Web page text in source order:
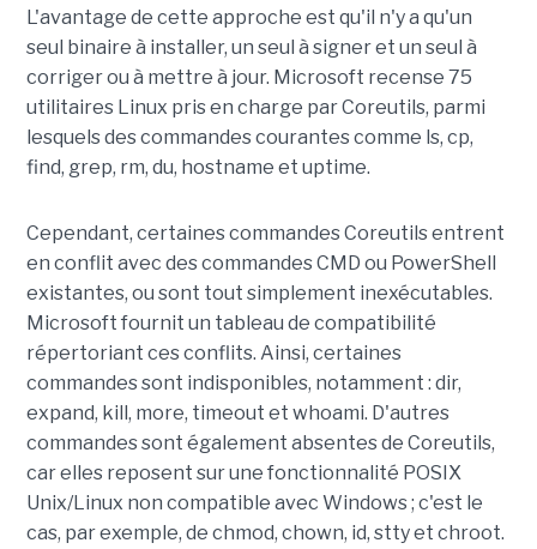
L'avantage de cette approche est qu'il n'y a qu'un
seul binaire à installer, un seul à signer et un seul à
corriger ou à mettre à jour. Microsoft recense 75
utilitaires Linux pris en charge par Coreutils, parmi
lesquels des commandes courantes comme ls, cp,
find, grep, rm, du, hostname et uptime.
Cependant, certaines commandes Coreutils entrent
en conflit avec des commandes CMD ou PowerShell
existantes, ou sont tout simplement inexécutables.
Microsoft fournit un tableau de compatibilité
répertoriant ces conflits. Ainsi, certaines
commandes sont indisponibles, notamment : dir,
expand, kill, more, timeout et whoami. D'autres
commandes sont également absentes de Coreutils,
car elles reposent sur une fonctionnalité POSIX
Unix/Linux non compatible avec Windows ; c'est le
cas, par exemple, de chmod, chown, id, stty et chroot.